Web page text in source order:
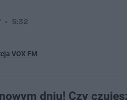
VOX FM
5:32
dniu! Czy